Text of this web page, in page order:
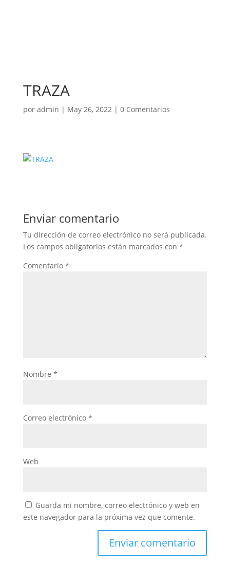
TRAZA
por admin | May 26, 2022| 0 Comentarios
Enviar comentario
Tu dirección de correo electrónico no será publicada.
Los campos obligatorios están marcados con *
Comentario *
Nombre *
Correo electrónico *
Web
Guarda mi nombre, correo electrónico y web en
este navegador para la próxima vez que comente.